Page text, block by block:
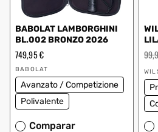
BABOLAT LAMBORGHINI
BL.002 BRONZO 2026
Prezzo
regolare
749,95 €
Fornitore:
BABOLAT
Avanzato / Competizione
Polivalente
Comparar